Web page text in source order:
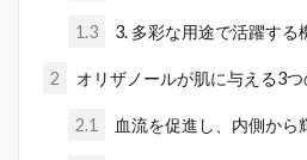
1.3 3. 多彩な用途で活躍する
2 オリザノールが肌に与える3
2.1 血流を促進し、内側から